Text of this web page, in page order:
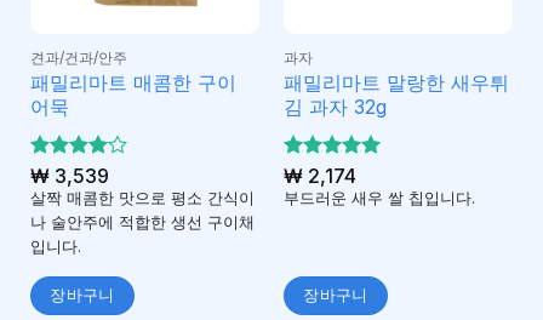
견과/건과/안주
패밀리마트 매콤한 구이
어묵
5 중에서
4로 평
가됨
₩3,539
살짝 매콤한 맛으로 평소 간식이
나 술안주에 적합한 생선 구이채
입니다.
장바구니
과자
패밀리마트 말랑한 새우튀
김 과자 32g
5 중에서
5로 평가
됨
₩2,174
부드러운 새우 쌀 칩입니다.
장바구니